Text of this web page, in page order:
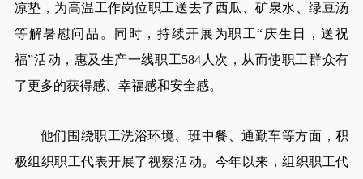
凉垫，为高温工作岗位职工送去了西瓜、矿泉水、绿豆汤
等解暑慰问品。同时，持续开展为职工“庆生日，送祝
福”活动，惠及生产一线职工584人次，从而使职工群众有
了更多的获得感、幸福感和安全感。
他们围绕职工洗浴环境、班中餐、通勤车等方面，积
极组织职工代表开展了视察活动。今年以来，组织职工代